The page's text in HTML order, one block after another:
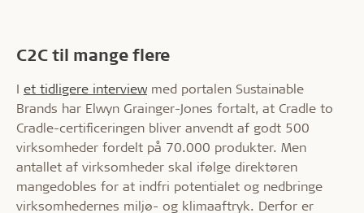
C2C til mange flere
I et tidligere interview med portalen Sustainable
Brands har Elwyn Grainger-Jones fortalt, at Cradle to
Cradle-certificeringen bliver anvendt af godt 500
virksomheder fordelt på 70.000 produkter. Men
antallet af virksomheder skal ifølge direktøren
mangedobles for at indfri potentialet og nedbringe
virksomhedernes miljø- og klimaaftryk. Derfor er